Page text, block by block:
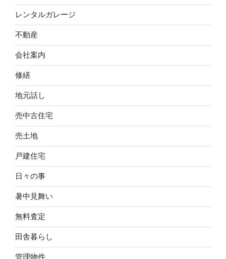
レンタルガレージ
不動産
会社案内
修繕
地元話し
売中古住宅
売土地
戸建住宅
日々の事
暑中見舞い
無料査定
田舎暮らし
管理物件